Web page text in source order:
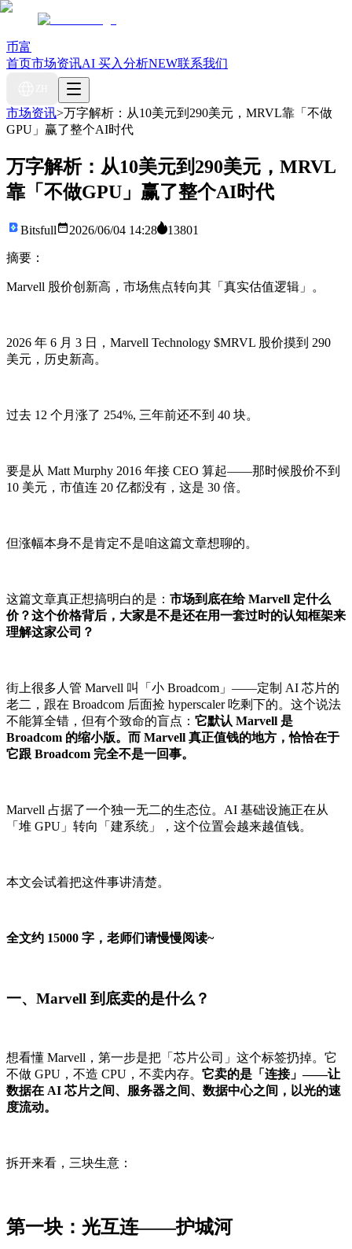
币富
首页市场资讯AI 买入分析NEW联系我们
市场资讯>万字解析：从10美元到290美元，MRVL靠「不做
GPU」赢了整个AI时代
万字解析：从10美元到290美元，MRVL
靠「不做GPU」赢了整个AI时代
Bitsfull 2026/06/04 14:28 13801
摘要：
Marvell 股价创新高，市场焦点转向其「真实估值逻辑」。
2026 年 6 月 3 日，Marvell Technology $MRVL 股价摸到 290
美元，历史新高。
过去 12 个月涨了 254%, 三年前还不到 40 块。
要是从 Matt Murphy 2016 年接 CEO 算起——那时候股价不到
10 美元，市值连 20 亿都没有，这是 30 倍。
但涨幅本身不是肯定不是咱这篇文章想聊的。
这篇文章真正想搞明白的是： 市场到底在给 Marvell 定什么
价？这个价格背后，大家是不是还在用一套过时的认知框架来
理解这家公司？
街上很多人管 Marvell 叫「小 Broadcom」——定制 AI 芯片的
老二，跟在 Broadcom 后面捡 hyperscaler 吃剩下的。这个说法
不能算全错，但有个致命的盲点： 它默认 Marvell 是
Broadcom 的缩小版。而 Marvell 真正值钱的地方，恰恰在于
它跟 Broadcom 完全不是一回事。
Marvell 占据了一个独一无二的生态位。AI 基础设施正在从
「堆 GPU」转向「建系统」，这个位置会越来越值钱。
本文会试着把这件事讲清楚。
全文约 15000 字，老师们请慢慢阅读~
一、Marvell 到底卖的是什么？
想看懂 Marvell，第一步是把「芯片公司」这个标签扔掉。它
不做 GPU，不造 CPU，不卖内存。 它卖的是「连接」——让
数据在 AI 芯片之间、服务器之间、数据中心之间，以光的速
度流动。
拆开来看，三块生意：
第一块：光互连——护城河